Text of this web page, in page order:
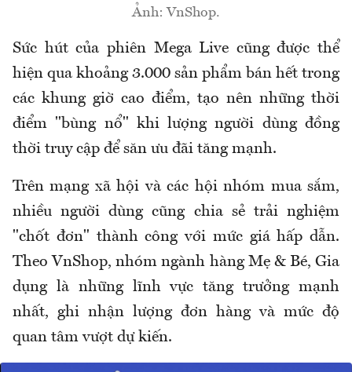
Ảnh: VnShop.
Sức hút của phiên Mega Live cũng được thể
hiện qua khoảng 3.000 sản phẩm bán hết trong
các khung giờ cao điểm, tạo nên những thời
điểm "bùng nổ" khi lượng người dùng đồng
thời truy cập để săn ưu đãi tăng mạnh.
Trên mạng xã hội và các hội nhóm mua sắm,
nhiều người dùng cũng chia sẻ trải nghiệm
"chốt đơn" thành công với mức giá hấp dẫn.
Theo VnShop, nhóm ngành hàng Mẹ & Bé, Gia
dụng là những lĩnh vực tăng trưởng mạnh
nhất, ghi nhận lượng đơn hàng và mức độ
quan tâm vượt dự kiến.